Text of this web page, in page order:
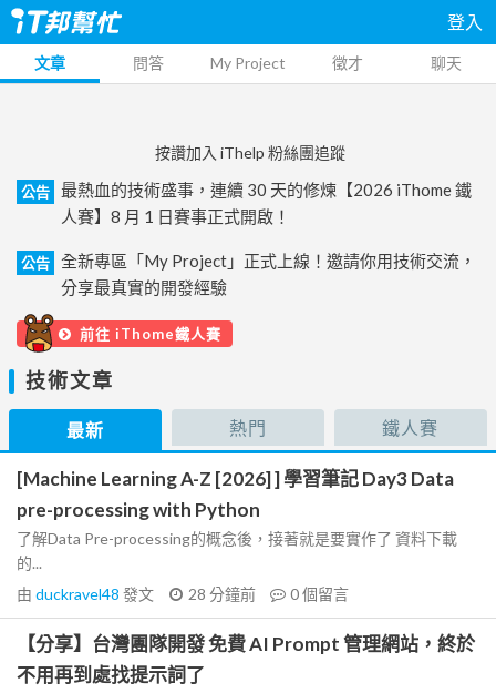
登入
文章 問答 My Project 徵才 聊天
按讚加入 iThelp 粉絲團追蹤
公告
最熱血的技術盛事，連續 30 天的修煉【2026 iThome 鐵
人賽】8 月 1 日賽事正式開啟！
公告
全新專區「My Project」正式上線！邀請你用技術交流，
分享最真實的開發經驗
前往 iThome鐵人賽
技術文章
最新 熱門 鐵人賽
[Machine Learning A-Z [2026] ] 學習筆記 Day3 Data
pre-processing with Python
了解Data Pre-processing的概念後，接著就是要實作了 資料下載
的...
由 duckravel48 發文 28 分鐘前 0個留言
【分享】台灣團隊開發 免費 AI Prompt 管理網站，終於
不用再到處找提示詞了